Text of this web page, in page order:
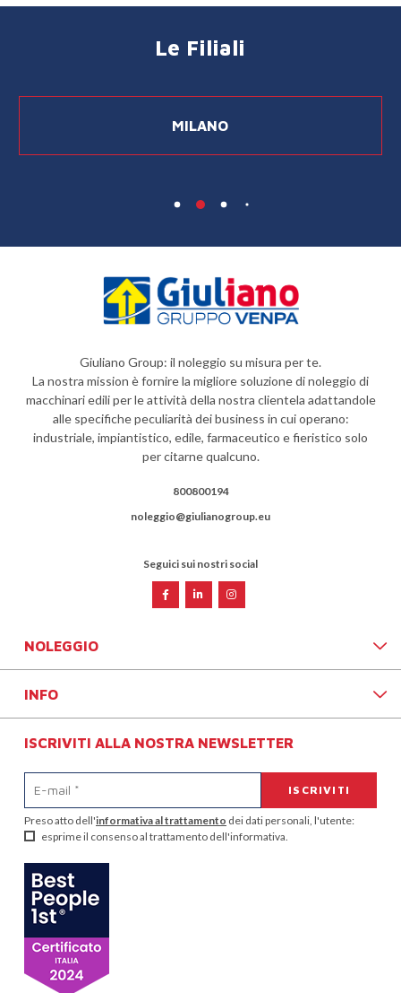
Le Filiali
MILANO
Giuliano Group: il noleggio su misura per te.
La nostra mission è fornire la migliore soluzione di noleggio di
macchinari edili per le attività della nostra clientela adattandole
alle specifiche peculiarità dei business in cui operano:
industriale, impiantistico, edile, farmaceutico e fieristico solo
per citarne qualcuno.
800800194
noleggio@giulianogroup.eu
Seguici sui nostri social
NOLEGGIO
INFO
ISCRIVITI ALLA NOSTRA NEWSLETTER
Preso atto dell'informativa al trattamento dei dati personali, l'utente:
esprime il consenso al trattamento dell'informativa.